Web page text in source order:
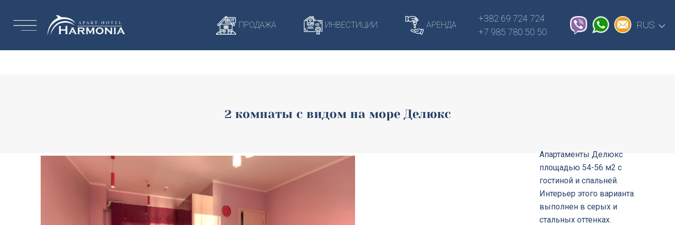
ПРОДАЖА ИНВЕСТИЦИИ АРЕНДА
+382 69 724 724
+7 985 780 50 50
RUS
Warning: Trying to access array offset on null in /home/u757835421/domains/harmonia-budva.com/public_html/wp-content/plugins/Cityobject/includes/admin.phpon line2050
2 комнаты с видом на море Делюкс
Апартаменты Делюкс
площадью 54-56 м2 с
гостиной и спальней.
Интерьер этого варианта
выполнен в серых и
стальных оттенках.